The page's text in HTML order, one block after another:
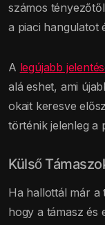
számos
a piaci hangulatot
A legújabb
alá eshet, ami
okait keresve
történik jelenleg a
Külső
Ha hallottál már a
hogy a támasz és